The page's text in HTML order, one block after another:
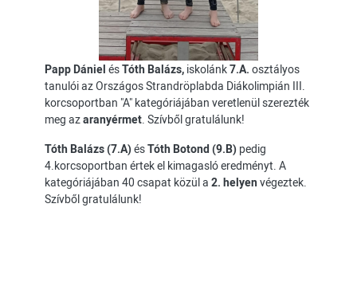
Papp Dániel ésTóth Balázs, iskolánk7.A. osztályos
tanulói az Országos Strandröplabda Diákolimpián III.
korcsoportban "A" kategóriájában veretlenül szerezték
meg azaranyérmet. Szívből gratulálunk!
Tóth Balázs (7.A)ésTóth Botond (9.B) pedig
4.korcsoportban értek el kimagasló eredményt. A
kategóriájában 40 csapat közül a 2. helyen végeztek.
Szívből gratulálunk!